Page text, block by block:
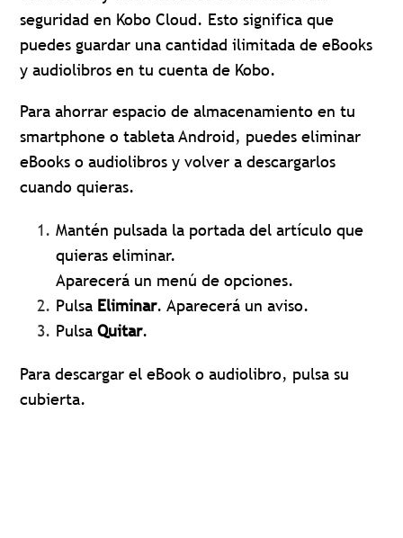
seguridad en Kobo Cloud. Esto significa que
puedes guardar una cantidad ilimitada de eBooks
y audiolibros en tu cuenta de Kobo.
Para ahorrar espacio de almacenamiento en tu
smartphone o tableta Android, puedes eliminar
eBooks o audiolibros y volver a descargarlos
cuando quieras.
Mantén pulsada la portada del artículo que
quieras eliminar.
Aparecerá un menú de opciones.
Pulsa Eliminar. Aparecerá un aviso.
PulsaQuitar.
Para descargar el eBook o audiolibro, pulsa su
cubierta.